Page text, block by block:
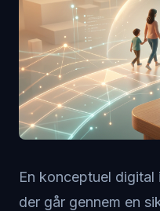
En konceptuel
der går gennem en